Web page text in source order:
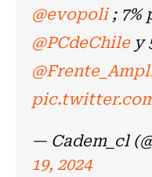
@evopoli; 7%
@PCdeChiley
— Cadem_cl
19, 2024